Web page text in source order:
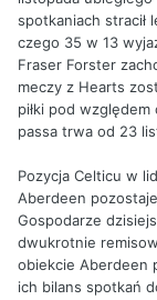
spotkaniach stracił
czego 35 w 13
Fraser Forster
meczy z Hearts
piłki pod
passa trwa od 23
Pozycja Celticu w
Aberdeen
Gospodarze
dwukrotnie
obiekcie Aberdeen
ich bilans spotkań